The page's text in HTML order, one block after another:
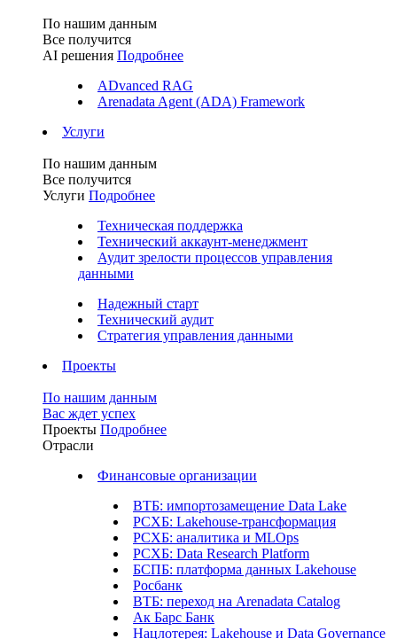
По нашим данным
Все получится
AI решения Подробнее
ADvanced RAG
Arenadata Agent (ADA) Framework
Услуги
По нашим данным
Все получится
Услуги Подробнее
Техническая поддержка
Технический аккаунт-менеджмент
Аудит зрелости процессов управления
данными
Надежный старт
Технический аудит
Стратегия управления данными
Проекты
По нашим данным
Вас ждет успех
Проекты Подробнее
Отрасли
Финансовые организации
ВТБ: импортозамещение Data Lake
РСХБ: Lakehouse-трансформация
РСХБ: аналитика и MLOps
РСХБ: Data Research Platform
БСПБ: платформа данных Lakehouse
Росбанк
ВТБ: переход на Arenadata Catalog
Ак Барс Банк
Нацлотерея: Lakehouse и Data Governance